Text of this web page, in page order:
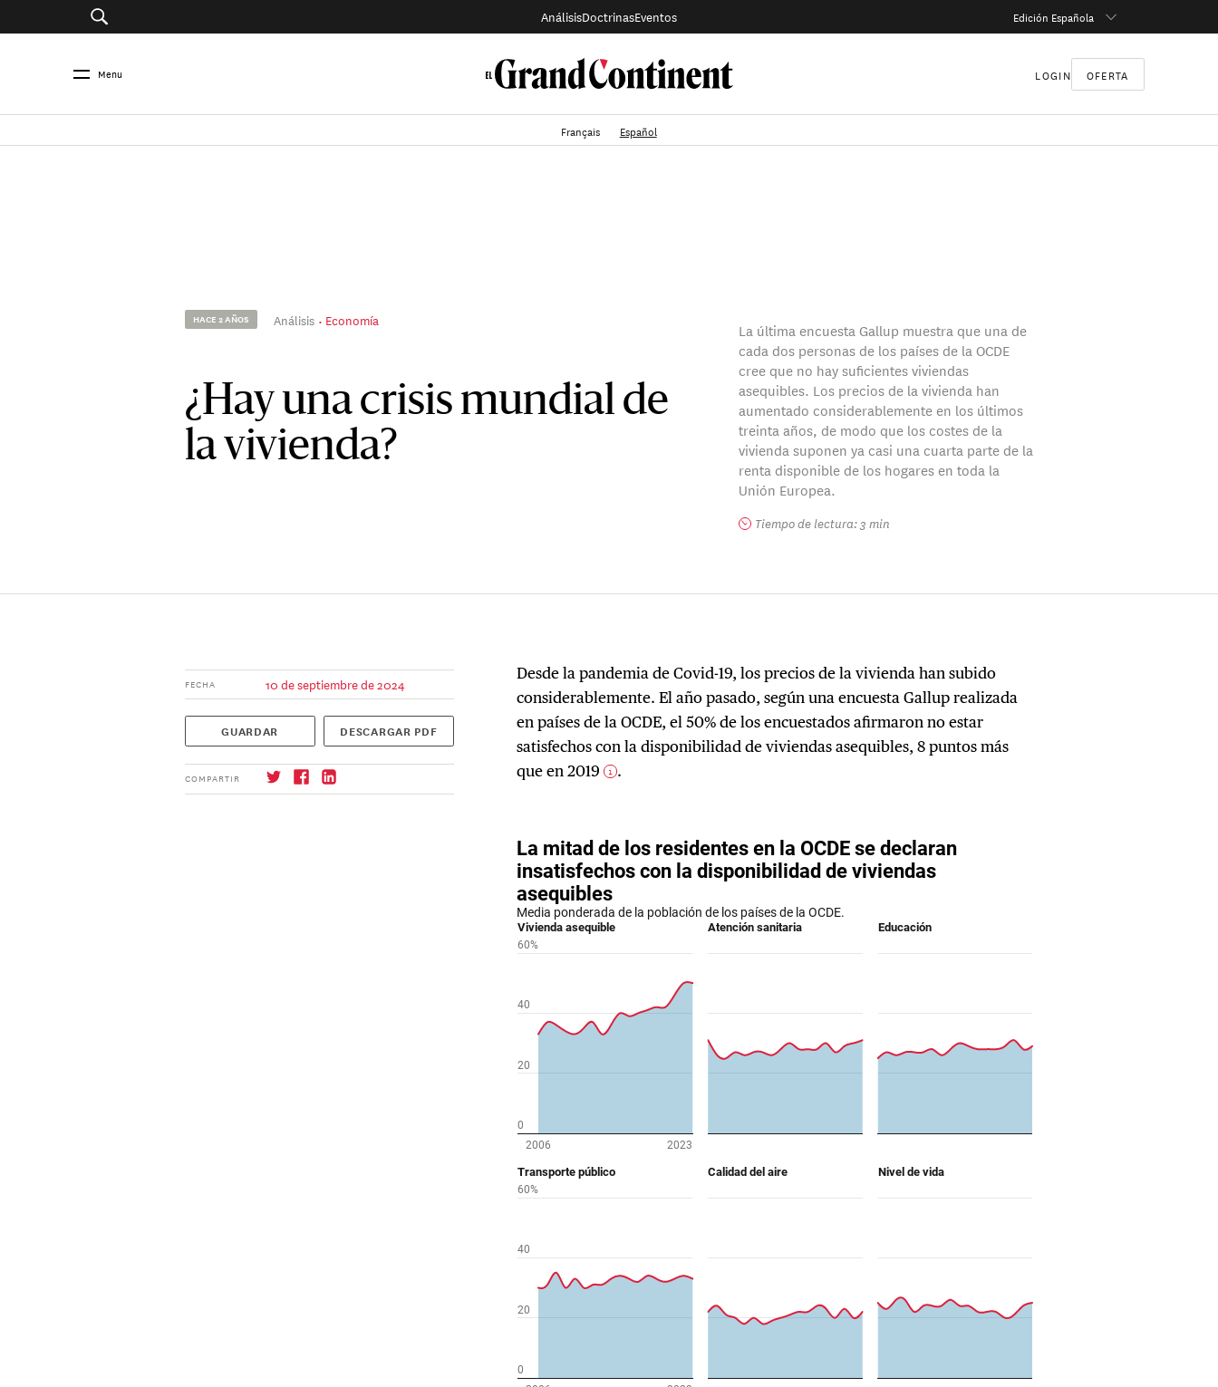
AnálisisDoctrinasEventos Edición Española
Menu LOGIN OFERTA
Français Español
HACE 2 AÑOS Análisis Economía
¿Hay una crisis mundial de
la vivienda?
La última encuesta Gallup muestra que una de
cada dos personas de los países de la OCDE
cree que no hay suficientes viviendas
asequibles. Los precios de la vivienda han
aumentado considerablemente en los últimos
treinta años, de modo que los costes de la
vivienda suponen ya casi una cuarta parte de la
renta disponible de los hogares en toda la
Unión Europea.
Tiempo de lectura: 3 min
FECHA 10 de septiembre de 2024
GUARDAR DESCARGAR PDF
COMPARTIR
Desde la pandemia de Covid-19, los precios de la vivienda han subido
considerablemente. El año pasado, según una encuesta Gallup realizada
en países de la OCDE, el 50% de los encuestados afirmaron no estar
satisfechos con la disponibilidad de viviendas asequibles, 8 puntos más
que en 2019 1 .